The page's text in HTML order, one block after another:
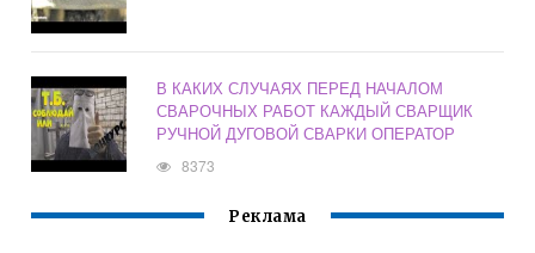
В КАКИХ СЛУЧАЯХ ПЕРЕД НАЧАЛОМ
СВАРОЧНЫХ РАБОТ КАЖДЫЙ СВАРЩИК
РУЧНОЙ ДУГОВОЙ СВАРКИ ОПЕРАТОР
8373
Реклама